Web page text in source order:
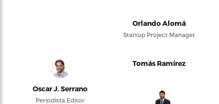
Orlando Alomá
Startup Project Manager
Oscar J. Serrano
Periodista Editor
Tomás Ramírez